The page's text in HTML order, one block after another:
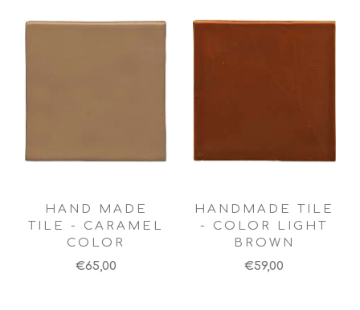
HAND MADE
TILE - CARAMEL
COLOR
€65,00
HANDMADE TILE
- COLOR LIGHT
BROWN
€59,00